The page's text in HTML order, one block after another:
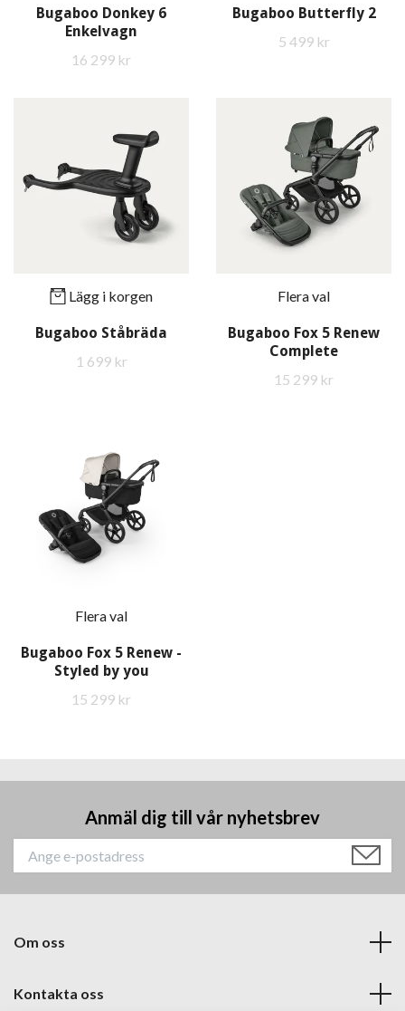
Bugaboo Donkey 6
Enkelvagn
16 299 kr
Bugaboo Butterfly 2
5 499 kr
Lägg i korgen
Bugaboo Ståbräda
1 699 kr
Flera val
Bugaboo Fox 5 Renew
Complete
15 299 kr
Flera val
Bugaboo Fox 5 Renew -
Styled by you
15 299 kr
Anmäl dig till vår nyhetsbrev
Om oss
Kontakta oss